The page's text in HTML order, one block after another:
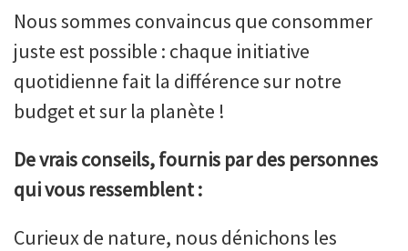
Nous sommes convaincus que consommer
juste est possible : chaque initiative
quotidienne fait la différence sur notre
budget et sur la planète !
De vrais conseils, fournis par des personnes
qui vous ressemblent :
Curieux de nature, nous dénichons les